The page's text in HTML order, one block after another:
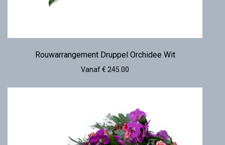
Rouwarrangement Druppel Orchidee Wit
Vanaf € 245.00